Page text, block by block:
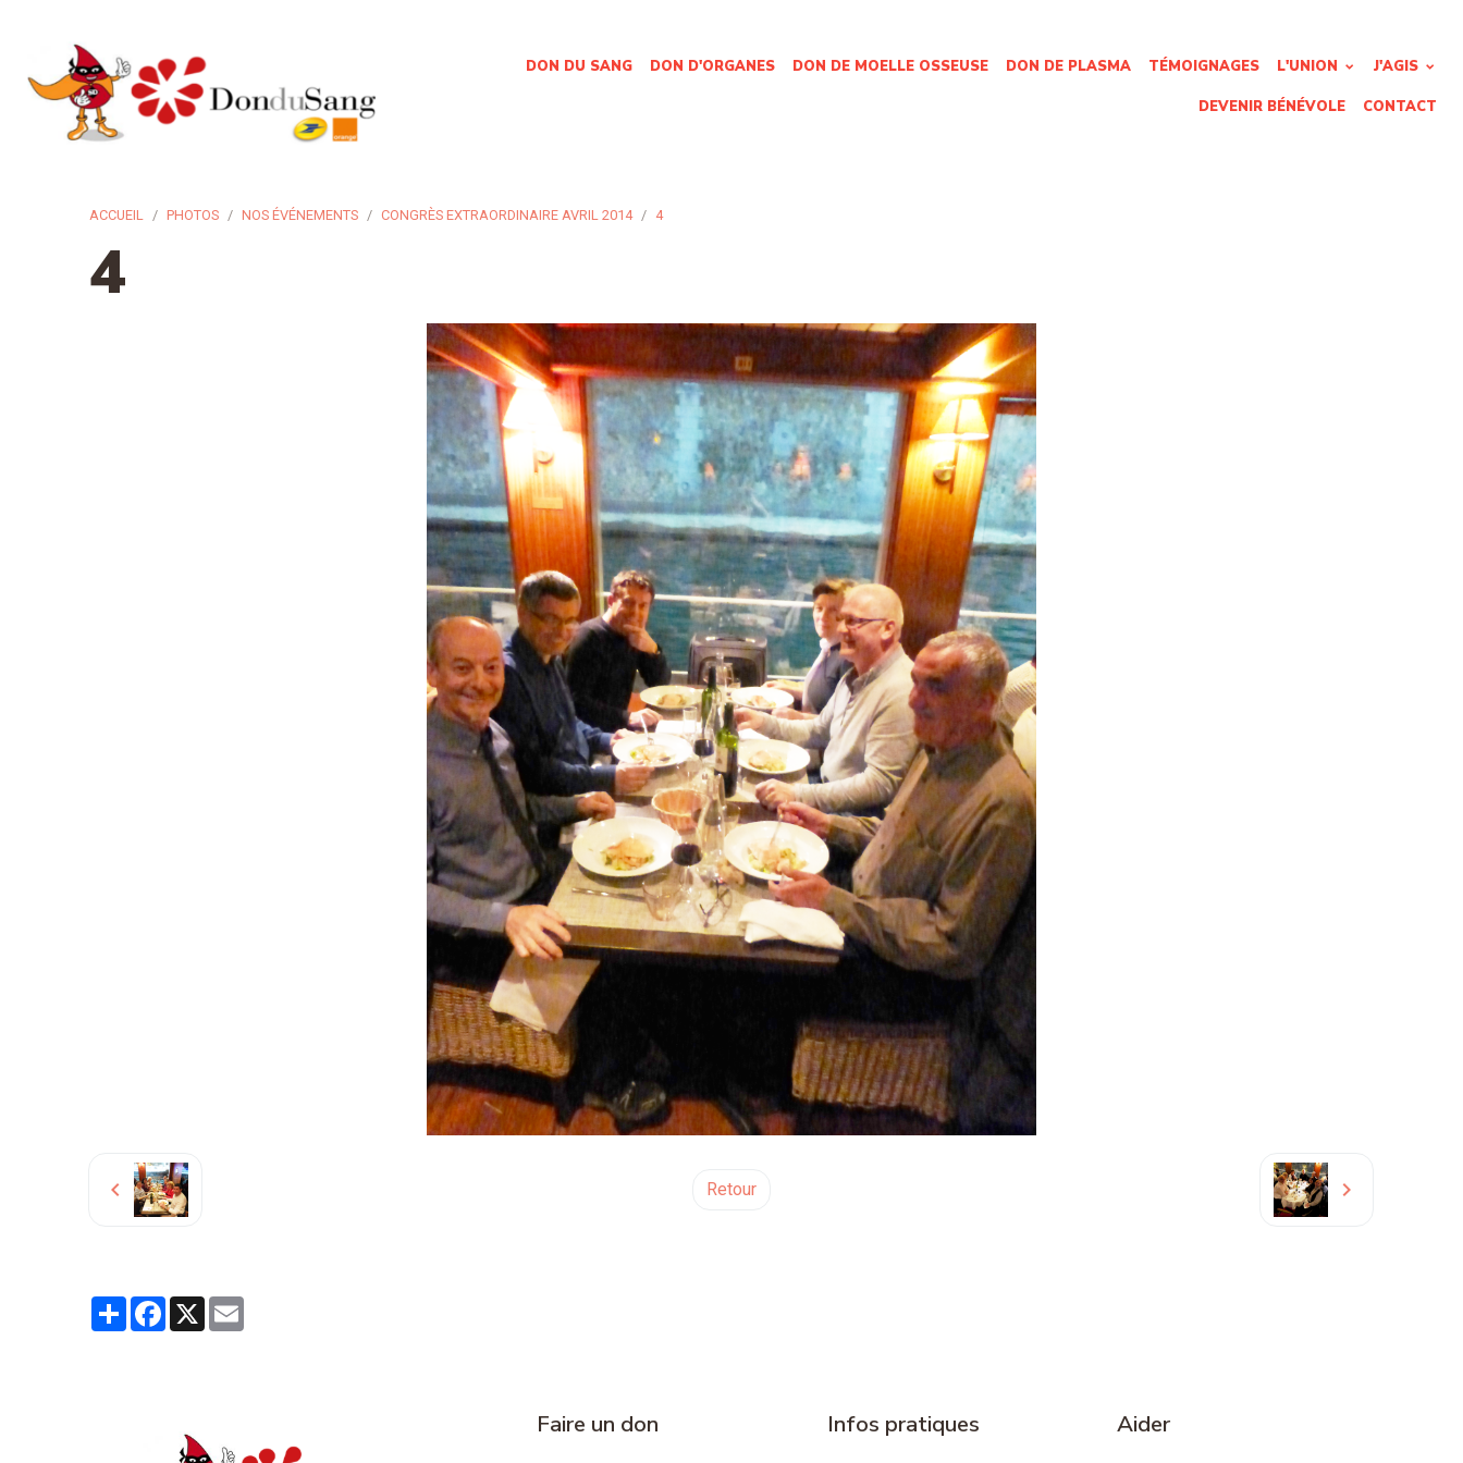
DON DU SANG DON D'ORGANES DON DE MOELLE OSSEUSE DON DE PLASMA TÉMOIGNAGES L'UNION J'AGIS
DEVENIR BÉNÉVOLE CONTACT
ACCUEIL PHOTOS NOS ÉVÉNEMENTS CONGRÈS EXTRAORDINAIRE AVRIL 2014 4
4
Retour
PartagerFacebook
X
Faire un don Infos pratiques Aider